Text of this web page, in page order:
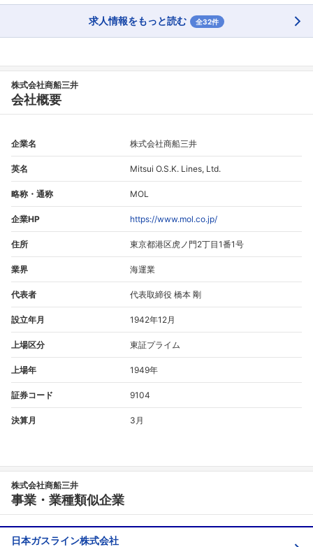
求人情報をもっと読む 全32件
株式会社商船三井
会社概要
企業名 株式会社商船三井
英名 Mitsui O.S.K. Lines, Ltd.
略称・通称 MOL
企業HP https://www.mol.co.jp/
住所 東京都港区虎ノ門2丁目1番1号
業界 海運業
代表者 代表取締役 橋本 剛
設立年月 1942年12月
上場区分 東証プライム
上場年 1949年
証券コード 9104
決算月 3月
株式会社商船三井
事業・業種類似企業
日本ガスライン株式会社